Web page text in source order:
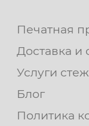
Печатная
Доставка и
Услуги
Блог
Политика